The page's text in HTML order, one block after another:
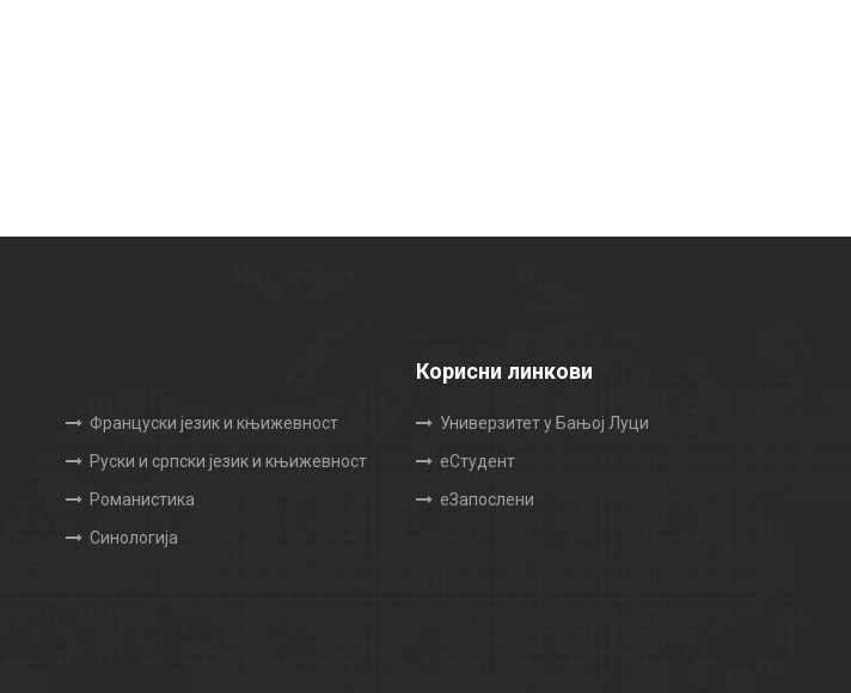
Француски језик и књижевност
Руски и српски језик и књижевност
Романистика
Синологија
Корисни линкови
Универзитет у Бањој Луци
еСтудент
еЗапослени